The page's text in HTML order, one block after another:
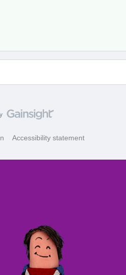
Accessibility statement